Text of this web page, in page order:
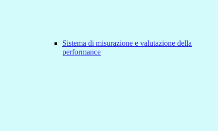
Sistema di misurazione e valutazione della
performance